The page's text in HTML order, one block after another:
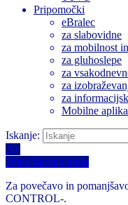
Pripomočki
eBralec
za slabovidne
za mobilnost
za gluhoslepe
za
za
za
Mobilne
Iskanje:
A+
Izberi barvno temo
Za povečavo in
CONTROL-.